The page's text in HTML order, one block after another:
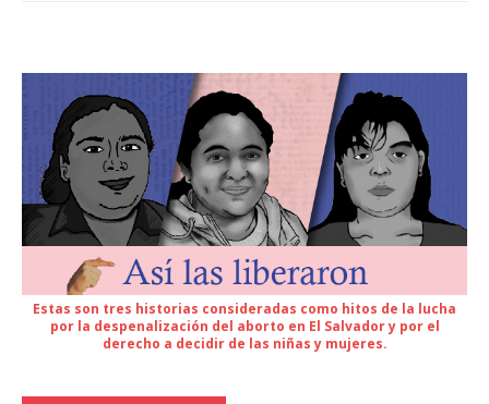
Estas son tres historias consideradas como hitos de la lucha
por la despenalización del aborto en El Salvador y por el
derecho a decidir de las niñas y mujeres.